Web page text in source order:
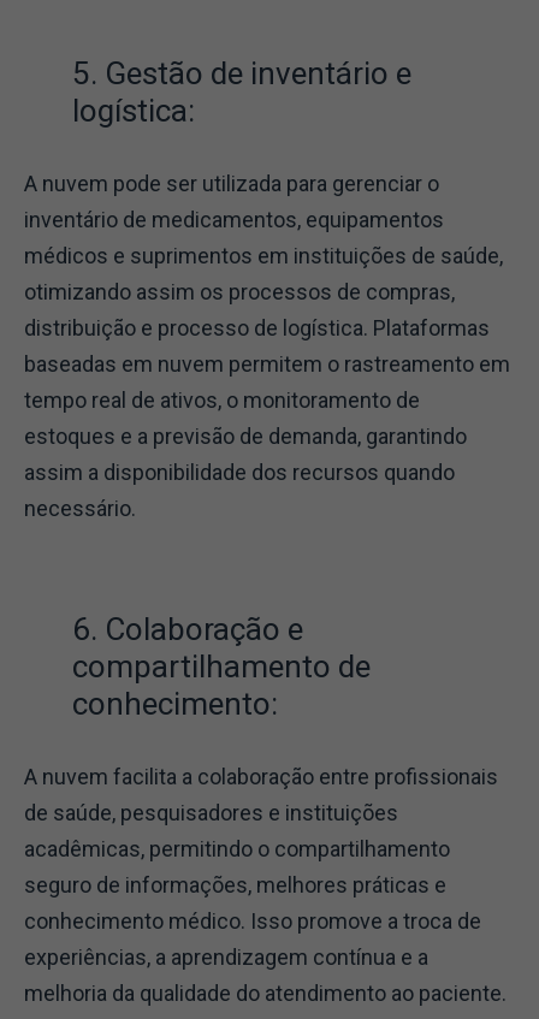
5. Gestão de inventário e
logística:
A nuvem pode ser utilizada para gerenciar o
inventário de medicamentos, equipamentos
médicos e suprimentos em instituições de saúde,
otimizando assim os processos de compras,
distribuição e processo de logística. Plataformas
baseadas em nuvem permitem o rastreamento em
tempo real de ativos, o monitoramento de
estoques e a previsão de demanda, garantindo
assim a disponibilidade dos recursos quando
necessário.
6. Colaboração e
compartilhamento de
conhecimento:
A nuvem facilita a colaboração entre profissionais
de saúde, pesquisadores e instituições
acadêmicas, permitindo o compartilhamento
seguro de informações, melhores práticas e
conhecimento médico. Isso promove a troca de
experiências, a aprendizagem contínua e a
melhoria da qualidade do atendimento ao paciente.